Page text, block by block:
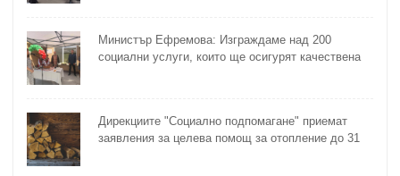
Министър Ефремова: Изграждаме над 200
социални услуги, които ще осигурят качествена
Дирекциите "Социално подпомагане" приемат
заявления за целева помощ за отопление до 31